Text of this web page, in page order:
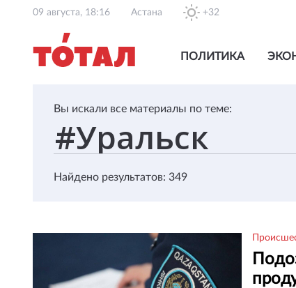
09 августа, 18:16 Астана +32
ПОЛИТИКА
Вы искали все материалы по теме:
Найдено результатов: 349